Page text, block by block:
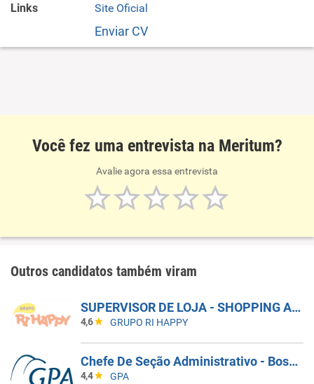
Links
Site Oficial
Enviar CV
Você fez uma entrevista na Meritum?
Avalie agora essa entrevista
Outros candidatos também viram
SUPERVISOR DE LOJA - SHOPPING ARICANDUVA
4,6 GRUPO RI HAPPY
Chefe De Seção Administrativo - Bosque Da Saúde (571106)
4,4 GPA